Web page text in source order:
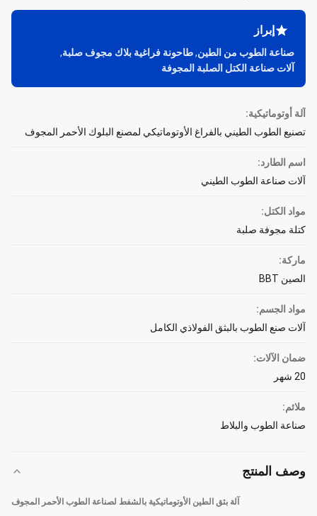
إبراز
صناعة الطوب من الطين,طاحونة فراغية بلاك مجوف صلبة,
آلات صناعة الكتل الصلبة المجوفة
آلة أوتوماتيكية:
تصنيع الطوب الطيني بالفراغ الأوتوماتيكي لمصنع البلوك الأحمر المجوف
اسم الطارد:
آلات صناعة الطوب الطيني
مواد الكتل:
كتلة مجوفة صلبة
ماركة:
الصين BBT
مواد الجسم:
آلات صنع الطوب بالبثق الفولاذي الكامل
ضمان الآلات:
20 شهر
ملائم:
صناعة الطوب والبلاط
وصف المنتج
آلة بثق الطين الأوتوماتيكية بالشفط لصناعة الطوب الأحمر المجوف